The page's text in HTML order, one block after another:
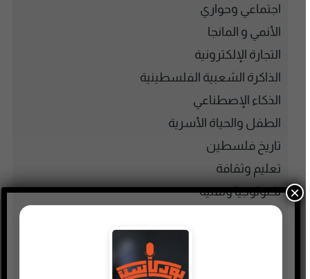
اجتماعي وحواري
الأنمي و المانجا
التجارة الإلكترونية
الذاكرة الشعبية الفلسطينية
الذكاء الإصطناعي
الطفل والحياة الأسرية
تاريخ فلسطين
تعليم وثقافة
تكنولوجيا وتقنية
جريمة وغموض واحتيال
×